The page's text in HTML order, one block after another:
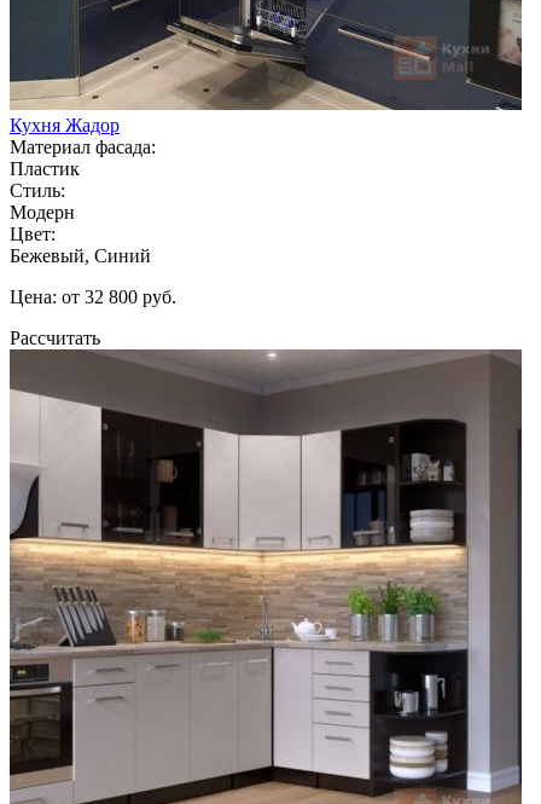
Кухня Жадор
Материал фасада:
Пластик
Стиль:
Модерн
Цвет:
Бежевый, Синий
Цена: от 32 800 руб.
Рассчитать